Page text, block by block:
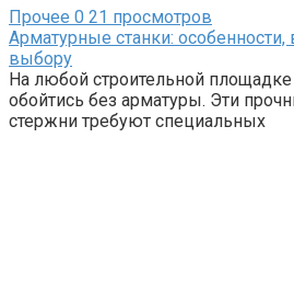
Прочее 0 21 просмотров
Арматурные станки:
выбору
На любой строительной
обойтись без арматуры. Эти
стержни требуют специальных